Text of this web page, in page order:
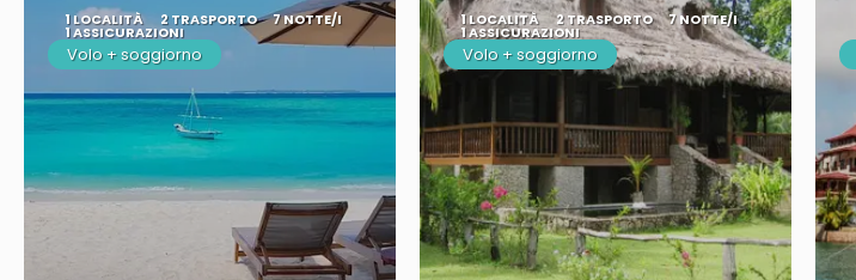
1 LOCALITÀ 2 TRASPORTO 7 NOTTE/I
1 ASSICURAZIONI
Volo + soggiorno
1 LOCALITÀ 2 TRASPORTO 7 NOTTE/I
1 ASSICURAZIONI
Volo + soggiorno